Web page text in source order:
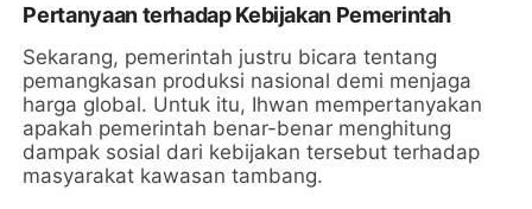
Pertanyaan terhadap Kebijakan Pemerintah
Sekarang, pemerintah justru bicara tentang
pemangkasan produksi nasional demi menjaga
harga global. Untuk itu, Ihwan mempertanyakan
apakah pemerintah benar-benar menghitung
dampak sosial dari kebijakan tersebut terhadap
masyarakat kawasan tambang.